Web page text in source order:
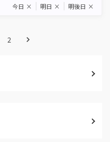
今日 × 明日 × 明後日 ×
2